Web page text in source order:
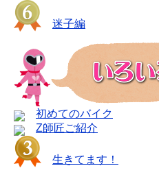
迷子編
初めてのバイク
Z師匠ご紹介
生きてます！